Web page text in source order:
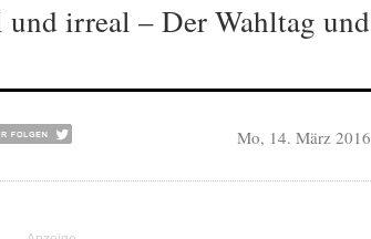
und irreal – Der Wahltag und
Mo, 14. März 2016